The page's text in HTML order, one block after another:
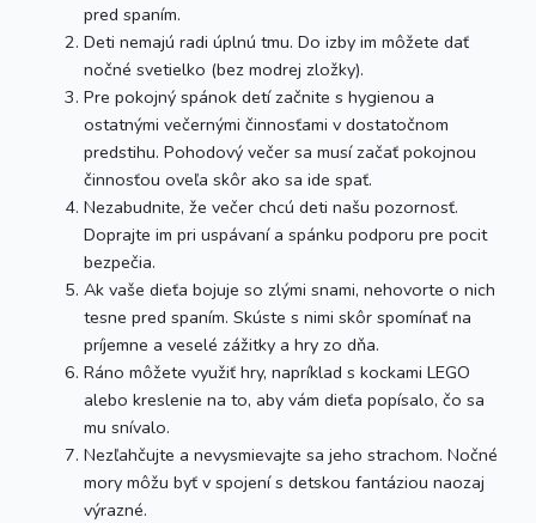
pred spaním.
Deti nemajú radi úplnú tmu. Do izby im môžete dať
nočné svetielko (bez modrej zložky).
Pre pokojný spánok detí začnite s hygienou a
ostatnými večernými činnosťami v dostatočnom
predstihu. Pohodový večer sa musí začať pokojnou
činnosťou oveľa skôr ako sa ide spať.
Nezabudnite, že večer chcú deti našu pozornosť.
Doprajte im pri uspávaní a spánku podporu pre pocit
bezpečia.
Ak vaše dieťa bojuje so zlými snami, nehovorte o nich
tesne pred spaním. Skúste s nimi skôr spomínať na
príjemne a veselé zážitky a hry zo dňa.
Ráno môžete využiť hry, napríklad s kockami LEGO
alebo kreslenie na to, aby vám dieťa popísalo, čo sa
mu snívalo.
Nezľahčujte a nevysmievajte sa jeho strachom. Nočné
mory môžu byť v spojení s detskou fantáziou naozaj
výrazné.